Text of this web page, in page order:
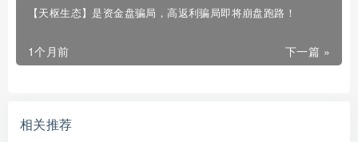
【天枢生态】是资金盘骗局，高返利骗局即将崩盘跑路！
下一篇 »
1个月前
相关推荐